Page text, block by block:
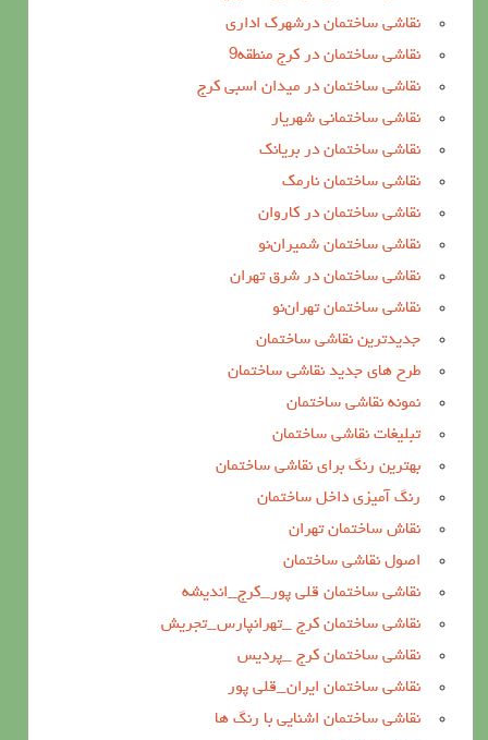
نقاشی ساختمان درشهرک اداری
نقاشی ساختمان در کرج منطقه9
نقاشی ساختمان در میدان اسبی کرج
نقاشی ساختمانی شهریار
نقاشی ساختمان در بریانک
نقاشی ساختمان نارمک
نقاشی ساختمان در کاروان
نقاشی ساختمان شمیران‌نو
نقاشی ساختمان در شرق تهران
نقاشی ساختمان تهران‌نو
جدیدترین نقاشی ساختمان
طرح های جدید نقاشی ساختمان
نمونه نقاشی ساختمان
تبلیغات نقاشی ساختمان
بهترین رنگ برای نقاشی ساختمان
رنگ آمیزی داخل ساختمان
نقاش ساختمان تهران
اصول نقاشی ساختمان
نقاشی ساختمان قلی پور_کرج_اندیشه
نقاشی ساختمان کرج _تهرانپارس_تجریش
نقاشی ساختمان کرج _پردیس
نقاشی ساختمان ایران_قلی پور
نقاشی ساختمان اشنایی با رنگ ها